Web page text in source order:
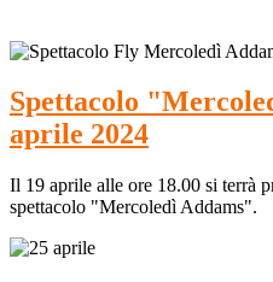
Spettacolo
aprile 2024
Il 19 aprile alle ore 18.00 si terrà
spettacolo "Mercoledì Addams".